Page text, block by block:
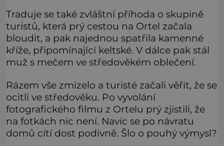
Traduje se také zvláštní příhoda o skupině
turistů, která prý cestou na Ortel začala
bloudit, a pak najednou spatřila kamenné
kříže, připomínající keltské. V dálce pak stál
muž s mečem ve středověkém oblečení.
Rázem vše zmizelo a turisté začali věřit, že se
ocitli ve středověku. Po vyvolání
fotografického filmu z Ortelu prý zjistili, že
na fotkách nic není. Navíc se po návratu
domů cítí dost podivně. Šlo o pouhý výmysl?